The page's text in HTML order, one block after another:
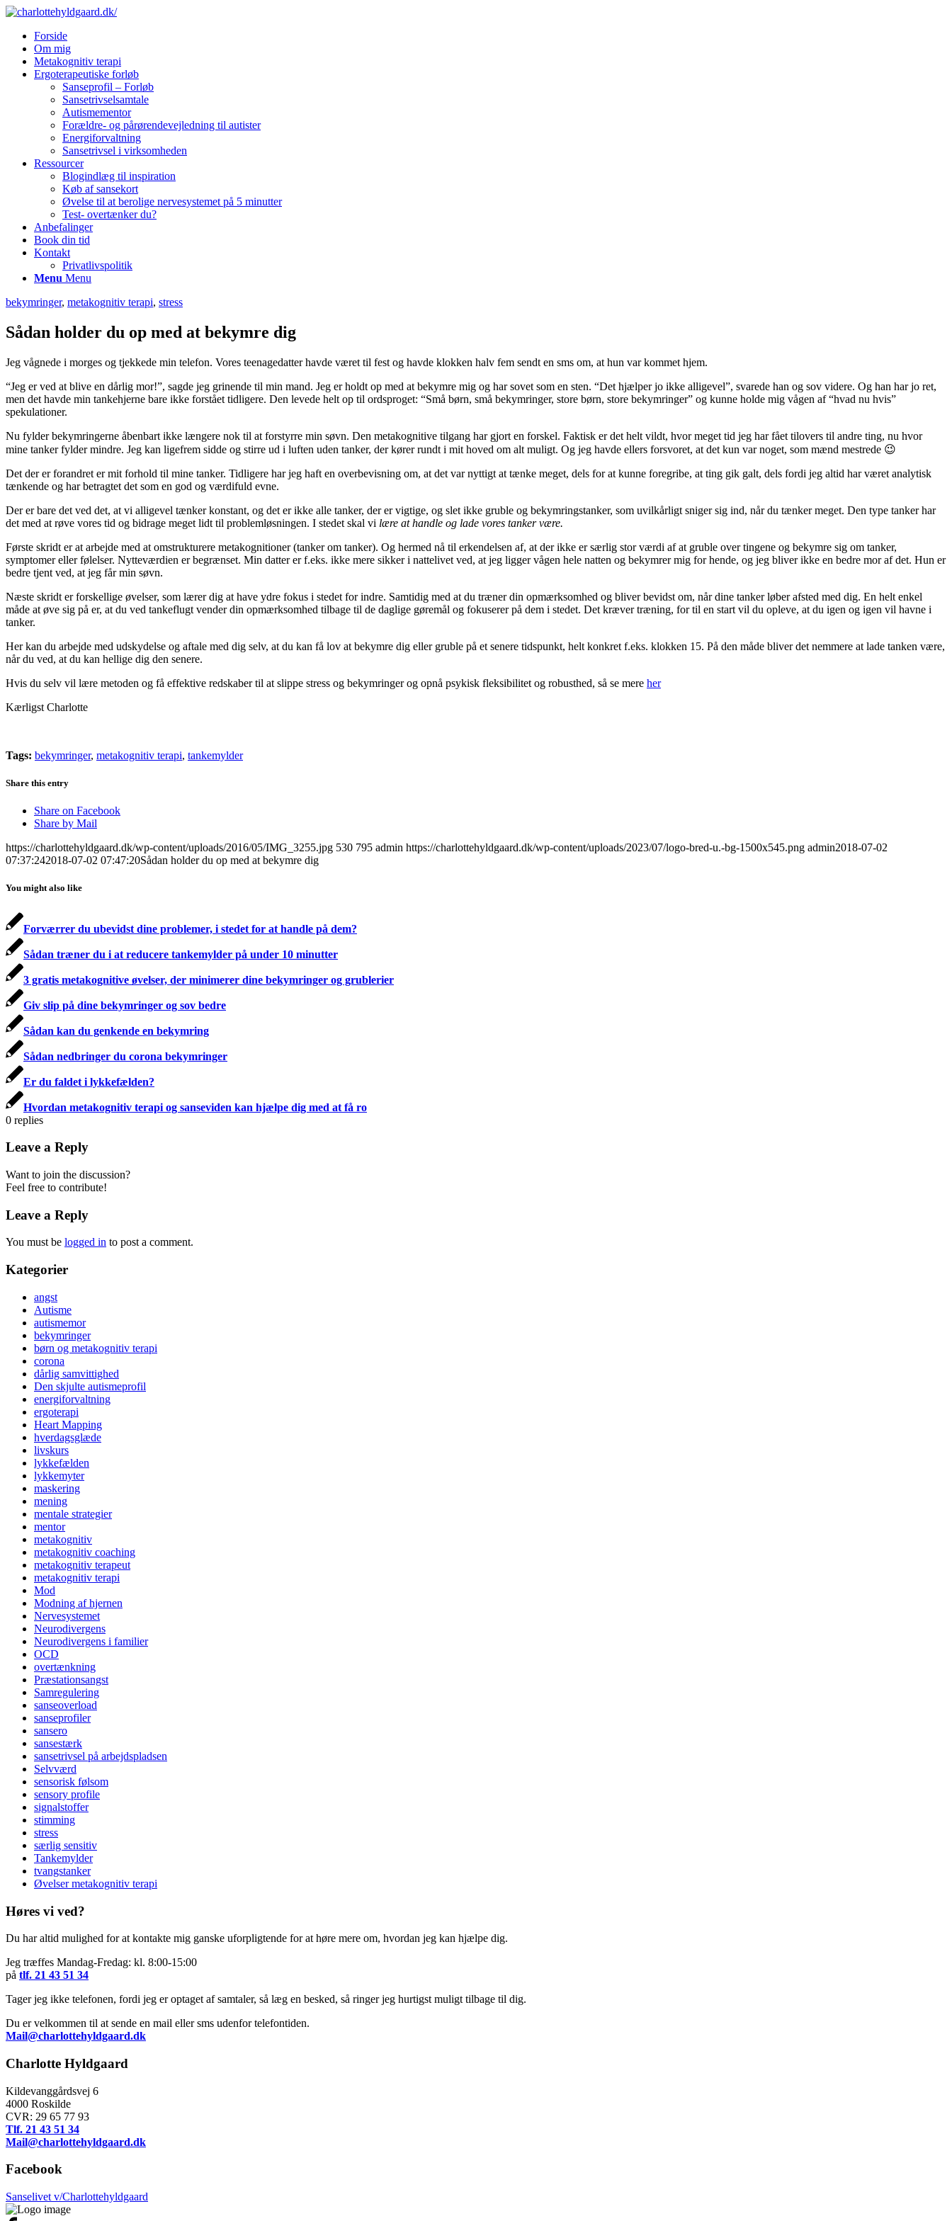
Forside
Om mig
Metakognitiv terapi
Ergoterapeutiske forløb
Sanseprofil – Forløb
Sansetrivselsamtale
Autismementor
Forældre- og pårørendevejledning til autister
Energiforvaltning
Sansetrivsel i virksomheden
Ressourcer
Blogindlæg til inspiration
Køb af sansekort
Øvelse til at berolige nervesystemet på 5 minutter
Test- overtænker du?
Anbefalinger
Book din tid
Kontakt
Privatlivspolitik
Menu Menu
bekymringer, metakognitiv terapi, stress
Sådan holder du op med at bekymre dig
Jeg vågnede i morges og tjekkede min telefon. Vores teenagedatter havde været til fest og havde klokken halv fem sendt en sms om, at hun var kommet hjem.
“Jeg er ved at blive en dårlig mor!”, sagde jeg grinende til min mand. Jeg er holdt op med at bekymre mig og har sovet som en sten. “Det hjælper jo ikke alligevel”, svarede han og sov videre. Og han har jo ret,
men det havde min tankehjerne bare ikke forstået tidligere. Den levede helt op til ordsproget: “Små børn, små bekymringer, store børn, store bekymringer” og kunne holde mig vågen af “hvad nu hvis”
spekulationer.
Nu fylder bekymringerne åbenbart ikke længere nok til at forstyrre min søvn. Den metakognitive tilgang har gjort en forskel. Faktisk er det helt vildt, hvor meget tid jeg har fået tilovers til andre ting, nu hvor
mine tanker fylder mindre. Jeg kan ligefrem sidde og stirre ud i luften uden tanker, der kører rundt i mit hoved om alt muligt. Og jeg havde ellers forsvoret, at det kun var noget, som mænd mestrede 😉
Det der er forandret er mit forhold til mine tanker. Tidligere har jeg haft en overbevisning om, at det var nyttigt at tænke meget, dels for at kunne foregribe, at ting gik galt, dels fordi jeg altid har været analytisk
tænkende og har betragtet det som en god og værdifuld evne.
Der er bare det ved det, at vi alligevel tænker konstant, og det er ikke alle tanker, der er vigtige, og slet ikke gruble og bekymringstanker, som uvilkårligt sniger sig ind, når du tænker meget. Den type tanker har
det med at røve vores tid og bidrage meget lidt til problemløsningen. I stedet skal vi lære at handle og lade vores tanker være.
Første skridt er at arbejde med at omstrukturere metakognitioner (tanker om tanker). Og hermed nå til erkendelsen af, at der ikke er særlig stor værdi af at gruble over tingene og bekymre sig om tanker,
symptomer eller følelser. Nytteværdien er begrænset. Min datter er f.eks. ikke mere sikker i nattelivet ved, at jeg ligger vågen hele natten og bekymrer mig for hende, og jeg bliver ikke en bedre mor af det. Hun er
bedre tjent ved, at jeg får min søvn.
Næste skridt er forskellige øvelser, som lærer dig at have ydre fokus i stedet for indre. Samtidig med at du træner din opmærksomhed og bliver bevidst om, når dine tanker løber afsted med dig. En helt enkel
måde at øve sig på er, at du ved tankeflugt vender din opmærksomhed tilbage til de daglige gøremål og fokuserer på dem i stedet. Det kræver træning, for til en start vil du opleve, at du igen og igen vil havne i
tanker.
Her kan du arbejde med udskydelse og aftale med dig selv, at du kan få lov at bekymre dig eller gruble på et senere tidspunkt, helt konkret f.eks. klokken 15. På den måde bliver det nemmere at lade tanken være,
når du ved, at du kan hellige dig den senere.
Hvis du selv vil lære metoden og få effektive redskaber til at slippe stress og bekymringer og opnå psykisk fleksibilitet og robusthed, så se mere her
Kærligst Charlotte
Tags: bekymringer, metakognitiv terapi, tankemylder
Share this entry
Share on Facebook
Share by Mail
https://charlottehyldgaard.dk/wp-content/uploads/2016/05/IMG_3255.jpg 530 795 admin https://charlottehyldgaard.dk/wp-content/uploads/2023/07/logo-bred-u.-bg-1500x545.png admin2018-07-02
07:37:242018-07-02 07:47:20Sådan holder du op med at bekymre dig
You might also like
Forværrer du ubevidst dine problemer, i stedet for at handle på dem?
Sådan træner du i at reducere tankemylder på under 10 minutter
3 gratis metakognitive øvelser, der minimerer dine bekymringer og grublerier
Giv slip på dine bekymringer og sov bedre
Sådan kan du genkende en bekymring
Sådan nedbringer du corona bekymringer
Er du faldet i lykkefælden?
Hvordan metakognitiv terapi og sanseviden kan hjælpe dig med at få ro
0 replies
Leave a Reply
Want to join the discussion?
Feel free to contribute!
Leave a Reply
You must be logged in to post a comment.
Kategorier
angst
Autisme
autismemor
bekymringer
børn og metakognitiv terapi
corona
dårlig samvittighed
Den skjulte autismeprofil
energiforvaltning
ergoterapi
Heart Mapping
hverdagsglæde
livskurs
lykkefælden
lykkemyter
maskering
mening
mentale strategier
mentor
metakognitiv
metakognitiv coaching
metakognitiv terapeut
metakognitiv terapi
Mod
Modning af hjernen
Nervesystemet
Neurodivergens
Neurodivergens i familier
OCD
overtænkning
Præstationsangst
Samregulering
sanseoverload
sanseprofiler
sansero
sansestærk
sansetrivsel på arbejdspladsen
Selvværd
sensorisk følsom
sensory profile
signalstoffer
stimming
stress
særlig sensitiv
Tankemylder
tvangstanker
Øvelser metakognitiv terapi
Høres vi ved?
Du har altid mulighed for at kontakte mig ganske uforpligtende for at høre mere om, hvordan jeg kan hjælpe dig.
Jeg træffes Mandag-Fredag: kl. 8:00-15:00
på tlf. 21 43 51 34
Tager jeg ikke telefonen, fordi jeg er optaget af samtaler, så læg en besked, så ringer jeg hurtigst muligt tilbage til dig.
Du er velkommen til at sende en mail eller sms udenfor telefontiden.
Mail@charlottehyldgaard.dk
Charlotte Hyldgaard
Kildevanggårdsvej 6
4000 Roskilde
CVR: 29 65 77 93
Tlf. 21 43 51 34
Mail@charlottehyldgaard.dk
Facebook
Sanselivet v/Charlottehyldgaard